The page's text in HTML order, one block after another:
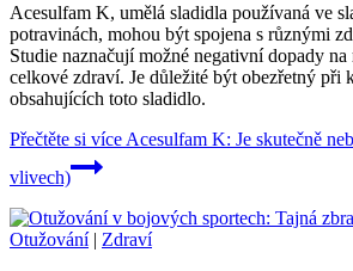
Acesulfam K, umělá sladidla používaná ve
potravinách, mohou být spojena s různými
Studie naznačují možné negativní dopady na
celkové zdraví. Je důležité být obezřetný při
obsahujících toto sladidlo.
Přečtěte si více Acesulfam K: Je skutečně
vlivech)
Otužování| Zdraví